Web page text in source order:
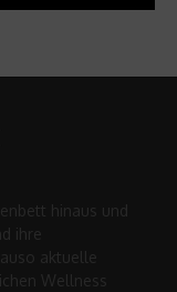
hinaus und
ihre
aktuelle
Wellness